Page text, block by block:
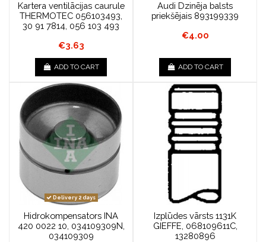
Kartera ventilācijas caurule
THERMOTEC 056103493,
30 91 7814, 056 103 493
€3.63
ADD TO CART
Audi Dzinēja balsts
priekšējais 893199339
€4.00
ADD TO CART
Delivery 2 days
Hidrokompensators INA
420 0022 10, 034109309N,
034109309
Izplūdes vārsts 1131K
GIEFFE, 068109611C,
13280896